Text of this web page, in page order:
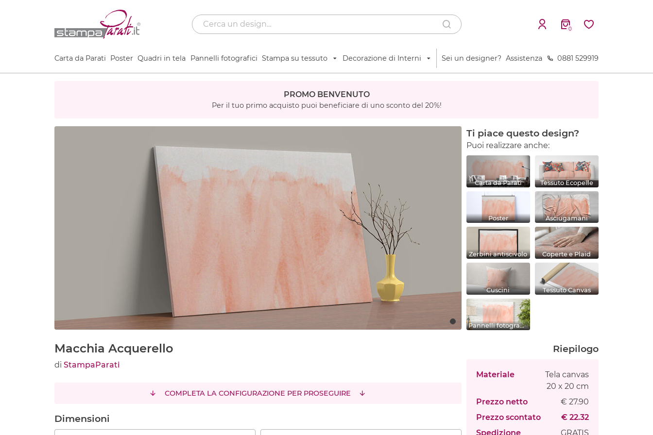
0
Carta da Parati Poster Quadri in tela Pannelli fotografici Stampa su tessuto Decorazione di Interni Sei un designer? Assistenza 0881 529919
PROMO BENVENUTO
Per il tuo primo acquisto puoi beneficiare di uno sconto del 20%!
Ti piace questo design?
Puoi realizzare anche:
Carta da Parati Tessuto Ecopelle
Poster Asciugamani
Zerbini antiscivolo Coperte e Plaid
Cuscini Tessuto Canvas
Pannelli fotografici
Macchia Acquerello
di StampaParati
COMPLETA LA CONFIGURAZIONE PER PROSEGUIRE
Dimensioni
Riepilogo
Materiale
Tela canvas
20 x 20 cm
Prezzo netto
€ 27.90
Prezzo scontato
€ 22.32
Spedizione
GRATIS